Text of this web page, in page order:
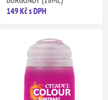
149 Kč s DPH